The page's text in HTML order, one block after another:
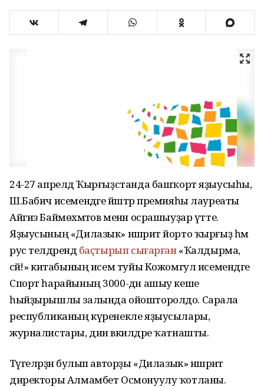
24-27 апрелдә Ҡырғыҙстанда башҡорт яҙыусыһы,
Ш.Бабич исемендәге йәштәр премияһы лауреаты
Айгиз Баймөхәмәтов менән осрашыуҙар үтте.
Яҙыусының «Дилазык» нәшриәт йорто ҡырғыҙ һәм
рус телдәрендә баҫтырып сығарған«Ҡалдырма,
әсәй!» китабының исем туйы Кожомгул исемендәге
Спорт һарайының 3000-дән ашыу кеше
һыйҙырышлы залында ойошторолдо. Сарала
республиканың күренекле яҙыусылары,
журналистары, дин вәкилдәре ҡатнашты.
Тәүгеләрҙән булып авторҙы «Дилазык» нәшриәт
директоры Алмамбет Осмонуулу ҡотланы.